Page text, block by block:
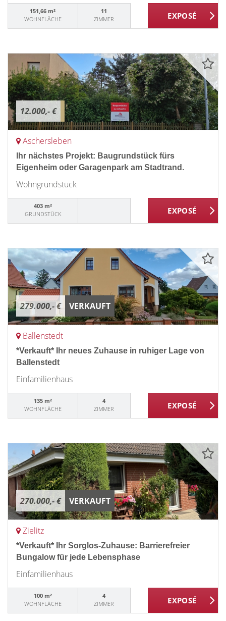
151,66 m²
WOHNFLÄCHE
11
ZIMMER
12.000,- €
Aschersleben
Ihr nächstes Projekt: Baugrundstück fürs
Eigenheim oder Garagenpark am Stadtrand.
Wohngrundstück
403 m²
GRUNDSTÜCK
279.000,- € VERKAUFT
Ballenstedt
*Verkauft* Ihr neues Zuhause in ruhiger Lage von
Ballenstedt
Einfamilienhaus
135 m²
WOHNFLÄCHE
4
ZIMMER
270.000,- € VERKAUFT
Zielitz
*Verkauft* Ihr Sorglos-Zuhause: Barrierefreier
Bungalow für jede Lebensphase
Einfamilienhaus
100 m²
WOHNFLÄCHE
4
ZIMMER